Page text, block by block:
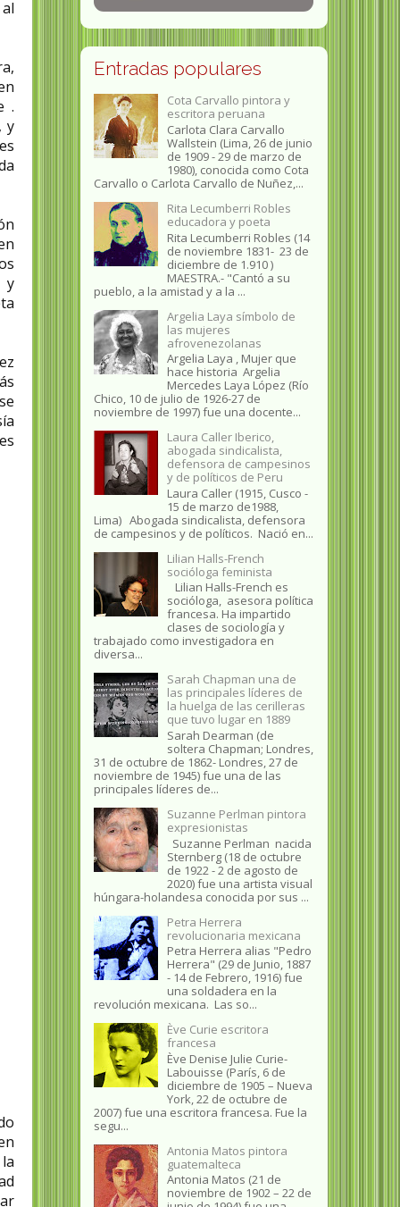
.
y
y
Entradas populares
Cota Carvallo pintora y
escritora peruana
Carlota Clara Carvallo
Wallstein (Lima, 26 de junio
de 1909 - 29 de marzo de
1980), conocida como Cota
Carvallo o Carlota Carvallo de Nuñez,...
Rita Lecumberri Robles
educadora y poeta
Rita Lecumberri Robles (14
de noviembre 1831- 23 de
diciembre de 1.910 )
MAESTRA.- "Cantó a su
pueblo, a la amistad y a la ...
Argelia Laya símbolo de
las mujeres
afrovenezolanas
Argelia Laya , Mujer que
hace historia Argelia
Mercedes Laya López (Río
Chico, 10 de julio de 1926-27 de
noviembre de 1997) fue una docente...
Laura Caller Iberico,
abogada sindicalista,
defensora de campesinos
y de políticos de Peru
Laura Caller (1915, Cusco -
15 de marzo de1988,
Lima) Abogada sindicalista, defensora
de campesinos y de políticos. Nació en...
Lilian Halls-French
socióloga feminista
Lilian Halls-French es
socióloga, asesora política
francesa. Ha impartido
clases de sociología y
trabajado como investigadora en
diversa...
Sarah Chapman una de
las principales líderes de
la huelga de las cerilleras
que tuvo lugar en 1889
Sarah Dearman (de
soltera Chapman; Londres,
31 de octubre de 1862​- Londres, 27 de
noviembre de 1945)​ fue una de las
principales líderes de...
Suzanne Perlman pintora
expresionistas
Suzanne Perlman nacida
Sternberg (18 de octubre
de 1922 - 2 de agosto de
2020) fue una artista visual
húngara-holandesa conocida por sus ...
Petra Herrera
revolucionaria mexicana
Petra Herrera alias "Pedro
Herrera" (29 de Junio, 1887
- 14 de Febrero, 1916) fue
una soldadera en la
revolución mexicana. Las so...
Ève Curie escritora
francesa
Ève Denise Julie Curie-
Labouisse (París, 6 de
diciembre de 1905 – Nueva
York, 22 de octubre de
2007) fue una escritora francesa. Fue la
segu...
Antonia Matos pintora
guatemalteca
Antonia Matos (21 de
noviembre de 1902 – 22 de